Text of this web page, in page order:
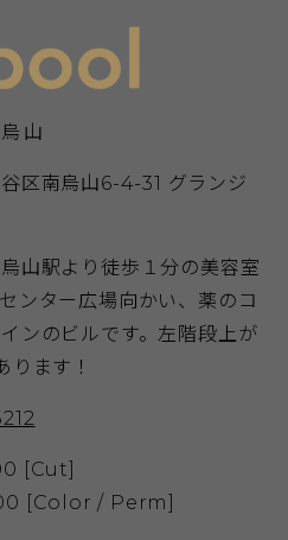
山
区南烏山6-4-31 グランジ
山駅より徒歩１分の美容室
ンター広場向かい、薬のコ
ンのビルです。左階段上が
ります！
[Cut]
[Color / Perm]